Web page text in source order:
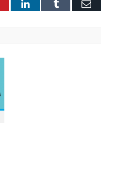
LinkedInTumblr